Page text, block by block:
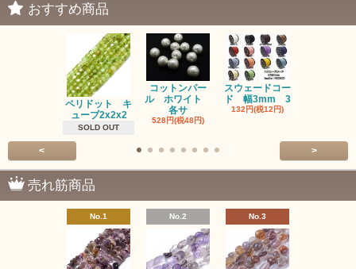
おすすめ商品
ペリドット キ
ューブ2x2x2
SOLD OUT
コットンパー
ル ホワイト
各サ
528円(税48円)
スウェードコー
ド 幅3mm 3
132円(税12円)
< >
売れ筋商品
No.1 No.2 No.3